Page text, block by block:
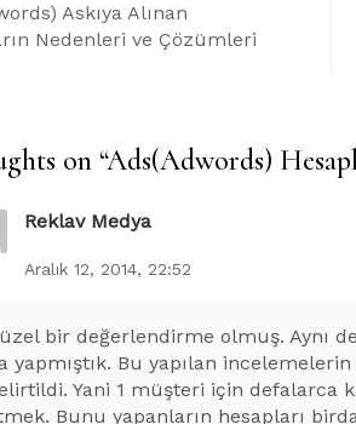
Askıya Alınan
Nedenleri ve Çözümleri
on “Ads(Adwords)
Reklav Medya
Aralık 12, 2014, 22:52
bir değerlendirme olmuş. Aynı
yapmıştık. Bu yapılan
Yani 1 müşteri için defalarca
Bunu yapanların hesapları